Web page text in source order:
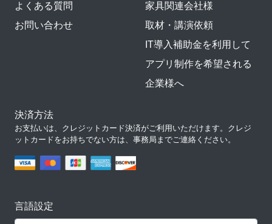
よくある質問
お問い合わせ
家具関連会社様
取材・講演依頼
IT導入補助金を利用して
アプリ制作を希望される
企業様へ
決済方法
お支払いは、クレジットカード決済がご利用いただけます。クレジ
ットカードをお持ちでない方は、事務局までご連絡ください。
言語設定